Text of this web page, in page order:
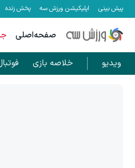
پیش بینی اپلیکیشن ورزش سه پخش زنده
صفحه‌اصلی
ویدیو خلاصه بازی